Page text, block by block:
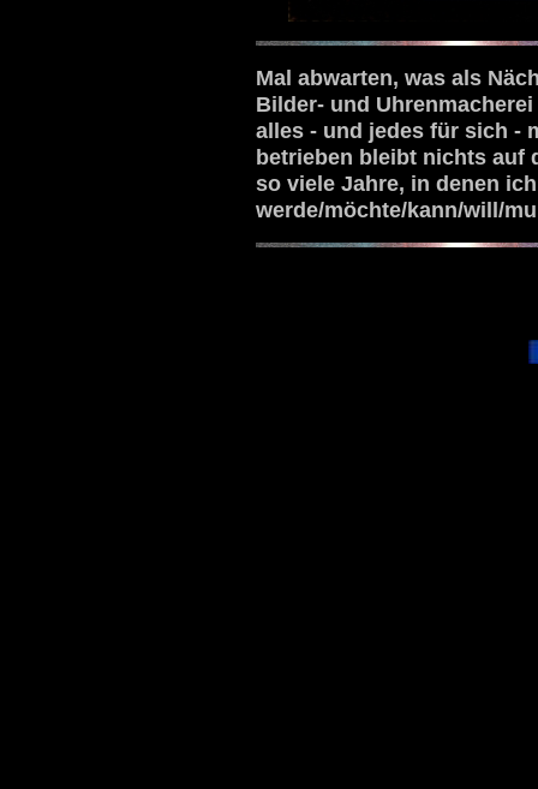
Mal abwarten, was als
Bilder- und
alles - und jedes für sich -
betrieben bleibt nichts auf
so viele Jahre, in denen
werde/möchte/kann/will/